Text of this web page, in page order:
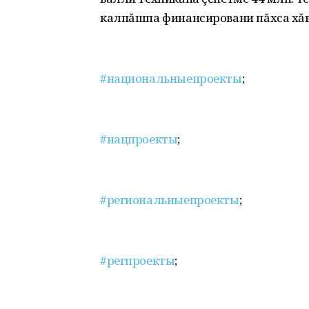
калпăшпа финансировани пăхса
#национальныепроекты;
#нацпроекты;
#региональныепроекты;
#регпроекты;